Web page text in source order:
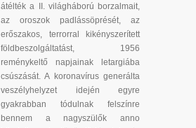
átélték a II. világháború borzalmait,
az oroszok padlássöprését, az
erőszakos, terrorral kikényszerített
földbeszolgáltatást, 1956
reménykeltő napjainak letargiába
csúszását. A koronavírus generálta
veszélyhelyzet idején egyre
gyakrabban tódulnak felszínre
bennem a nagyszülők anno